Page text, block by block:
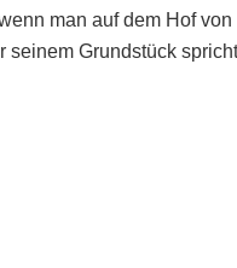
man auf dem Hof
Grundstück